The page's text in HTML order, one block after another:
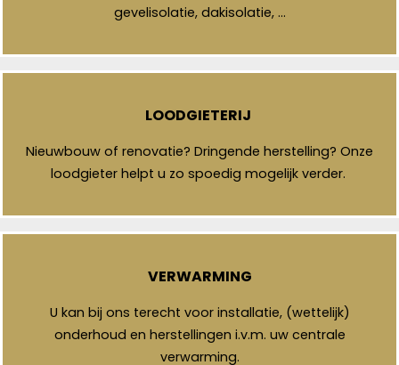
gevelisolatie, dakisolatie, …
LOODGIETERIJ
Nieuwbouw of renovatie? Dringende herstelling? Onze
loodgieter helpt u zo spoedig mogelijk verder.
VERWARMING
U kan bij ons terecht voor installatie, (wettelijk)
onderhoud en herstellingen i.v.m. uw centrale
verwarming.